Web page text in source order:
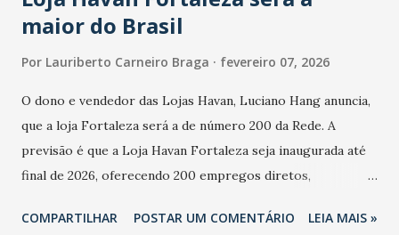
maior do Brasil
Por Lauriberto Carneiro Braga fevereiro 07, 2026
O dono e vendedor das Lojas Havan, Luciano Hang anuncia,
que a loja Fortaleza será a de número 200 da Rede. A
previsão é que a Loja Havan Fortaleza seja inaugurada até
final de 2026, oferecendo 200 empregos diretos,
Havan Fortaleza ainda não foi anunciada oficialmente, mas
COMPARTILHAR POSTAR UM COMENTÁRIO LEIA MAIS »